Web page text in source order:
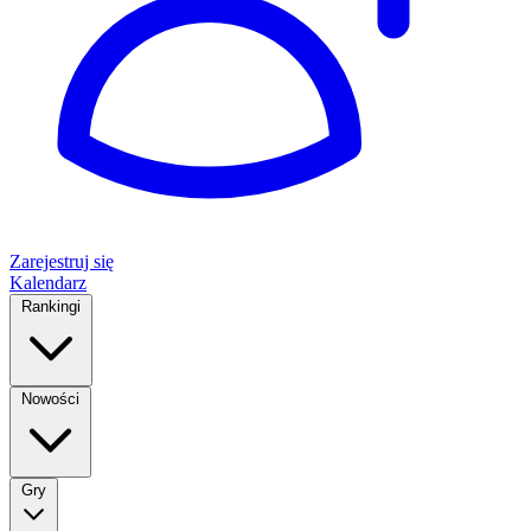
Zarejestruj się
Kalendarz
Rankingi
Nowości
Gry